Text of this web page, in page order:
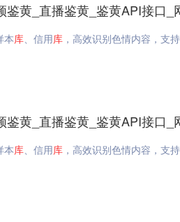
鉴黄_直播鉴黄_鉴黄API接口_
本库、信用库 ，高效识别色情内容，支
鉴黄_直播鉴黄_鉴黄API接口_
本库、信用库 ，高效识别色情内容，支